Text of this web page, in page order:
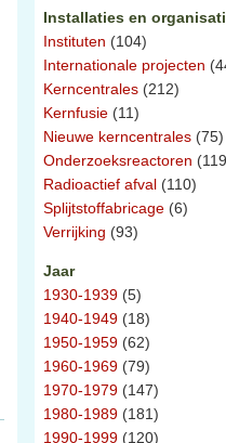
Installaties en
Instituten (104)
Internationale projecten
Kerncentrales (212)
Kernfusie (11)
Nieuwe kerncentrales (75)
Onderzoeksreactoren
Radioactief afval (110)
Splijtstoffabricage (6)
Verrijking (93)
Jaar
1930-1939 (5)
1940-1949 (18)
1950-1959 (62)
1960-1969 (79)
1970-1979 (147)
1980-1989 (181)
1990-1999 (120)